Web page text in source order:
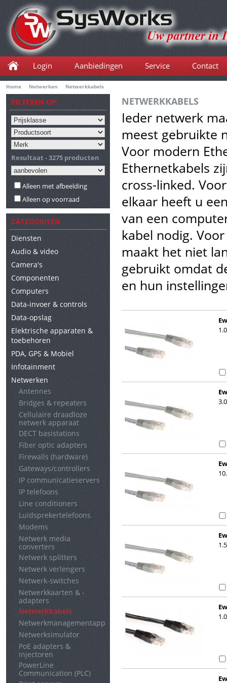
Home Netwerken Netwerkkabels
Login Aanbiedingen Service Contact
FILTEREN OP:
Resultaat - 3275 producten
Alleen met afbeelding
Alleen op voorraad
CATEGORIEËN
Diensten
Audio & video
Camera's
Componenten
Computers
Data-invoer & controls
Data-opslag
Elektrische apparaten &
toebehoren
PDA, GPS & Mobiel
Infotainment
Netwerken
Antennes
Bridges & repeaters
Cellulaire draadloze
netwerk apparaat
DECT basistations
Fiber optic adapters
Firewalls (hardware)
Gateways/controllers
IP communicatieservers
IP telefoons
Line conditioners
Luidsprekertelefoons
Modems
Netwerk media
converters
Netwerk splitters
Netwerk verlengers
Netwerk-switches
Netwerkkaarten & -
adapters
Netwerkkabels
Netwerkmanagementapparaten
Netwerksimulator
PoE adapters &
injectoren
PowerLine
Communication (PLC)
NETWERKKABELS
Ieder netwerk
meest gebruikte
Voor modern
Ethernetkabels
cross-linked.
elkaar heeft u
van een
kabel nodig.
maakt het niet
gebruikt omdat
en hun